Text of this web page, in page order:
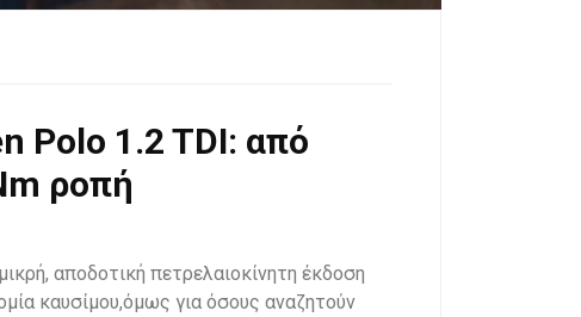
Polo 1.2 TDI: από
ροπή
αποδοτική πετρελαιοκίνητη έκδοση
καυσίμου,όμως για όσους αναζητούν